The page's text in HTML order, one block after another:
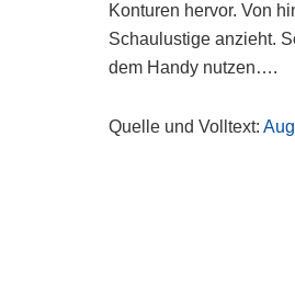
Konturen hervor. Von
Schaulustige anzieht.
dem Handy nutzen….
Quelle und Volltext: